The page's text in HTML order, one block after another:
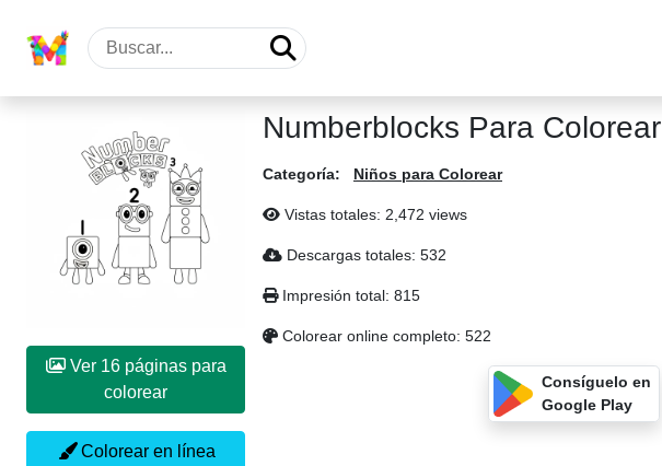
Ver 16 páginas para
colorear
Colorear en línea
Numberblocks Para Colorear
Categoría: Niños para Colorear
Vistas totales: 2,472 views
Descargas totales: 532
Impresión total: 815
Colorear online completo: 522
Consíguelo en
Google Play